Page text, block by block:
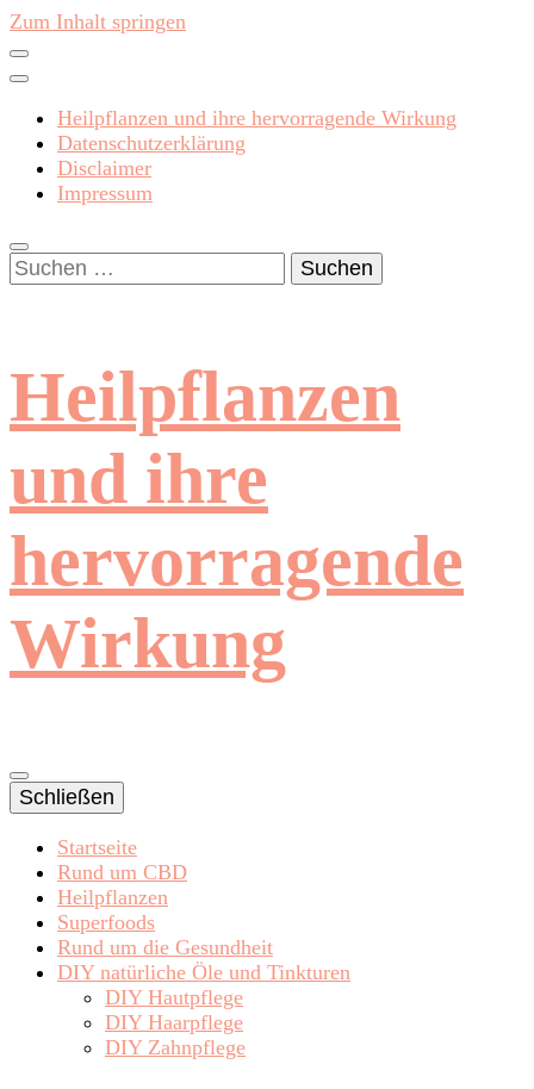
Zum Inhalt springen
Heilpflanzen und ihre hervorragende Wirkung
Datenschutzerklärung
Disclaimer
Impressum
Suchen
nach:
Heilpflanzen
und ihre
hervorragende
Wirkung
Schließen
Startseite
Rund um CBD
Heilpflanzen
Superfoods
Rund um die Gesundheit
DIY natürliche Öle und Tinkturen
DIY Hautpflege
DIY Haarpflege
DIY Zahnpflege